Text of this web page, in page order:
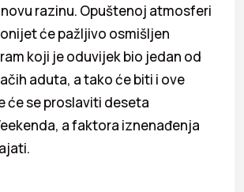
razinu. Opuštenoj atmosferi
će pažljivo osmišljen
koji je oduvijek bio jedan od
aduta, a tako će biti i ove
će se proslaviti deseta
a faktora iznenađenja